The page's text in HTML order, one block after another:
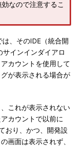
なので注意するこ
、そのIDE（統合開
インインダイアロ
カウントを使用して
が表示される場合が
これが表示されない
カウントで以前に
おり、かつ、開発設
画面は表示されず、